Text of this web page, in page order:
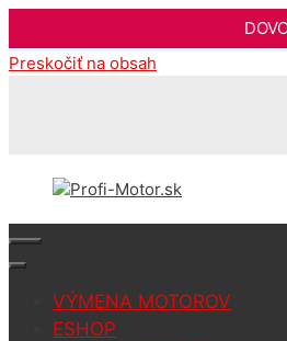
Preskočiť na obsah
VÝMENA MOTOROV
ESHOP